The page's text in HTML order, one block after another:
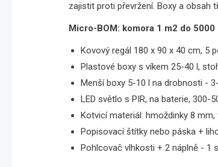
zajistit proti převržení. Boxy a obsah
Micro-BOM: komora 1 m2 do 5000
Kovový regál 180 x 90 x 40 cm, 5
Plastové boxy s víkem 25-40 l,
Menší boxy 5-10 l na drobnosti -
LED světlo s PIR, na baterie, 300-
Kotvicí materiál: hmoždinky 8
Popisovací štítky nebo páska +
Pohlcovač vlhkosti + 2 náplně - 1